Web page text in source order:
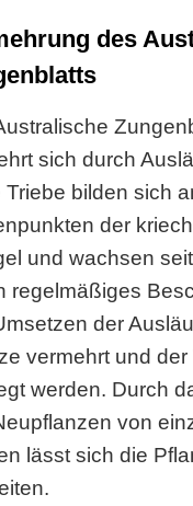
des
sich durch
Triebe bilden sich
der
und wachsen
regelmäßiges
der
vermehrt und der
werden. Durch
von
lässt sich die